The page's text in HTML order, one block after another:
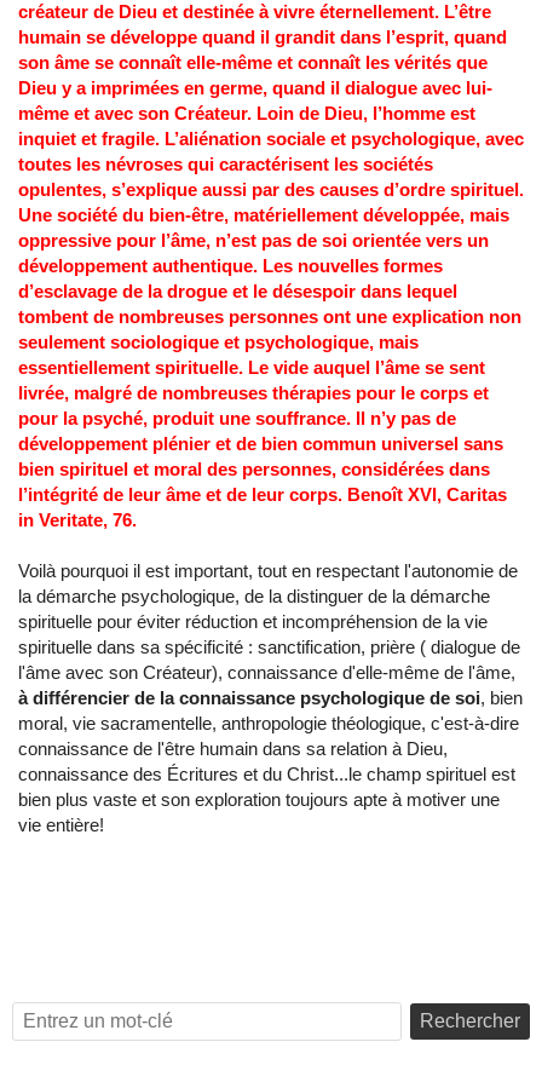
créateur de Dieu et destinée à vivre éternellement. L’être
humain se développe quand il grandit dans l’esprit, quand
son âme se connaît elle-même et connaît les vérités que
Dieu y a imprimées en germe, quand il dialogue avec lui-
même et avec son Créateur. Loin de Dieu, l’homme est
inquiet et fragile. L’aliénation sociale et psychologique, avec
toutes les névroses qui caractérisent les sociétés
opulentes, s’explique aussi par des causes d’ordre spirituel.
Une société du bien-être, matériellement développée, mais
oppressive pour l’âme, n’est pas de soi orientée vers un
développement authentique. Les nouvelles formes
d’esclavage de la drogue et le désespoir dans lequel
tombent de nombreuses personnes ont une explication non
seulement sociologique et psychologique, mais
essentiellement spirituelle. Le vide auquel l’âme se sent
livrée, malgré de nombreuses thérapies pour le corps et
pour la psyché, produit une souffrance. Il n’y pas de
développement plénier et de bien commun universel sans
bien spirituel et moral des personnes, considérées dans
l’intégrité de leur âme et de leur corps. Benoît XVI, Caritas
in Veritate, 76.
Voilà pourquoi il est important, tout en respectant l'autonomie de
la démarche psychologique, de la distinguer de la démarche
spirituelle pour éviter réduction et incompréhension de la vie
spirituelle dans sa spécificité : sanctification, prière ( dialogue de
l'âme avec son Créateur), connaissance d'elle-même de l'âme,
à différencier de la connaissance psychologique de soi, bien
moral, vie sacramentelle, anthropologie théologique, c'est-à-dire
connaissance de l'être humain dans sa relation à Dieu,
connaissance des Écritures et du Christ...le champ spirituel est
bien plus vaste et son exploration toujours apte à motiver une
vie entière!
Rechercher